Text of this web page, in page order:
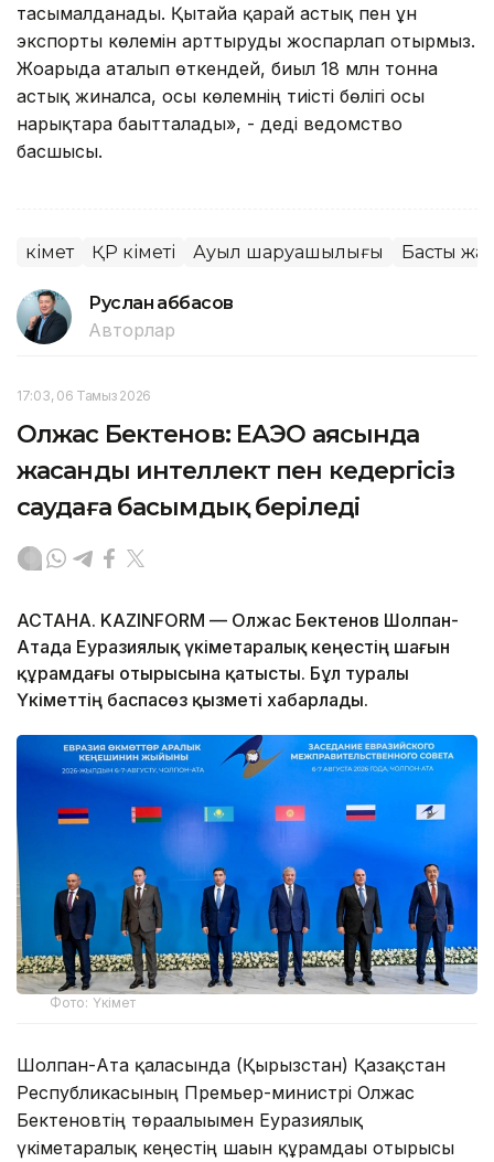
тасымалданады. Қытайға қарай астық пен ұн
экспорты көлемін арттыруды жоспарлап отырмыз.
Жоғарыда аталып өткендей, биыл 18 млн тонна
астық жиналса, осы көлемнің тиісті бөлігі осы
нарықтарға бағытталады», - деді ведомство
басшысы.
Үкімет ҚР Үкіметі Ауыл шаруашылығы Басты
Руслан Ғаббасов
Авторлар
17:03, 06 Тамыз 2026
Олжас Бектенов: ЕАЭО аясында
жасанды интеллект пен кедергісіз
саудаға басымдық беріледі
АСТАНА. KAZINFORM — Олжас Бектенов Шолпан-
Атада Еуразиялық үкіметаралық кеңестің шағын
құрамдағы отырысына қатысты. Бұл туралы
Үкіметтің баспасөз қызметі хабарлады.
Фото: Үкімет
Шолпан-Ата қаласында (Қырғызстан) Қазақстан
Республикасының Премьер-министрі Олжас
Бектеновтің төрағалығымен Еуразиялық
үкіметаралық кеңестің шағын құрамдағы отырысы